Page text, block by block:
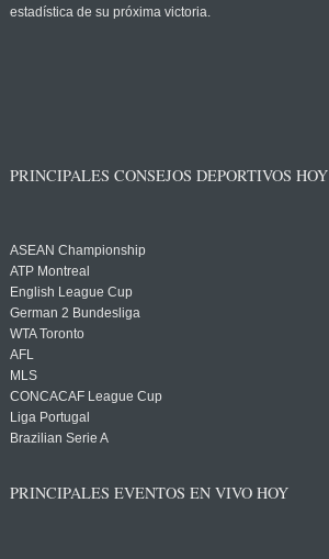
estadística de su próxima victoria.
PRINCIPALES CONSEJOS DEPORTIVOS HOY
ASEAN Championship
ATP Montreal
English League Cup
German 2 Bundesliga
WTA Toronto
AFL
MLS
CONCACAF League Cup
Liga Portugal
Brazilian Serie A
PRINCIPALES EVENTOS EN VIVO HOY